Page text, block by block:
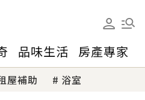
品味生活 房產專家
屋補助 浴室